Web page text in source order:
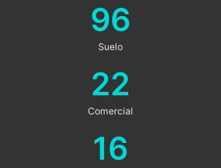
96
Suelo
22
Comercial
16